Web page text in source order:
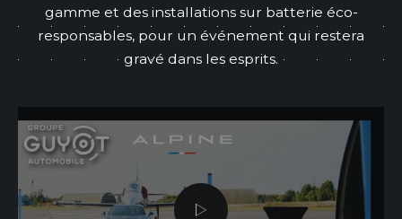
gamme et des installations sur batterie éco-
responsables, pour un événement qui restera
gravé dans les esprits.